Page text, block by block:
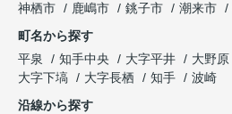
神栖市
鹿嶋市 銚子市 潮来市
町名から探す
平泉
知手中央 大字平井 大野原
大字下塙
大字長栖 知手
波崎
沿線から探す